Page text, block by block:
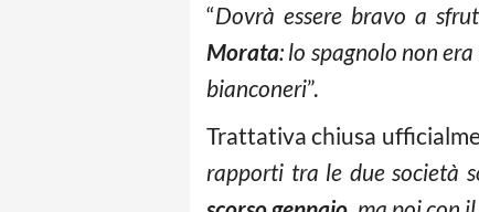
“Dovrà essere bravo a
Morata: lo spagnolo non
bianconeri”.
Trattativa chiusa
rapporti tra le due società